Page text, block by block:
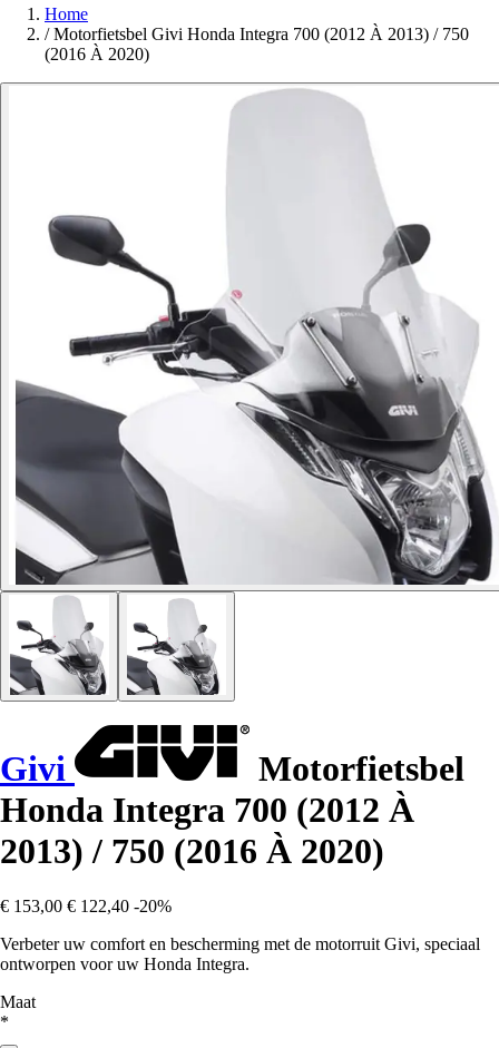
Home
/ Motorfietsbel Givi Honda Integra 700 (2012 À 2013) / 750
(2016 À 2020)
Givi
Motorfietsbel
Honda Integra 700 (2012 À
2013) / 750 (2016 À 2020)
€ 153,00 € 122,40 -20%
Verbeter uw comfort en bescherming met de motorruit Givi, speciaal
ontworpen voor uw Honda Integra.
Maat
*